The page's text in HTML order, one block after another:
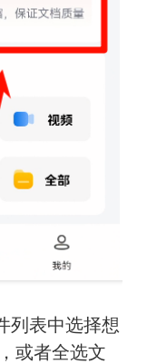
列表中选择想
或者全选文